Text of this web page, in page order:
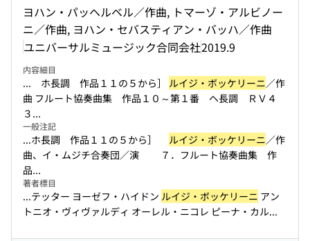
ヨハン・パッヘルベル／作曲, トマーゾ・アルビノー
ニ／作曲, ヨハン・セバスティアン・バッハ／作曲
ユニバーサルミュージック合同会社2019.9
内容細目
... ホ長調 作品１１の５から］ ルイジ・ボッケリーニ／作
曲 フルート協奏曲集 作品１０～第１番 ヘ長調 ＲＶ４
３...
一般注記
...ホ長調 作品１１の５から］ ルイジ・ボッケリーニ／作
曲、イ・ムジチ合奏団／演 ７．フルート協奏曲集 作
品...
著者標目
...テッター ヨーゼフ・ハイドン ルイジ・ボッケリーニ アン
トニオ・ヴィヴァルディ オーレル・ニコレ ピーナ・カル...